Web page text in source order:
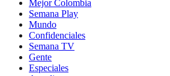
Mejor Colombia
Semana Play
Mundo
Confidenciales
Semana TV
Gente
Especiales